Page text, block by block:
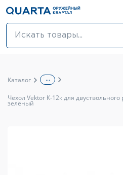
Оптовикам
Каталог ...
Чехол Vektor К-12к для
зелёный